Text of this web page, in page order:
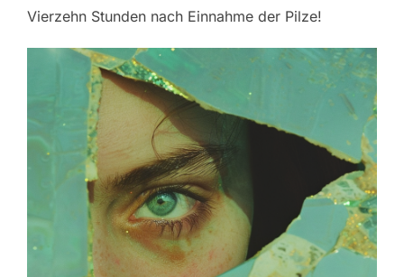
Vierzehn Stunden nach Einnahme der Pilze!